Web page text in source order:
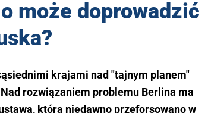
może doprowadzić
krajami nad "tajnym planem"
rozwiązaniem problemu Berlina ma
którą niedawno przeforsowano w